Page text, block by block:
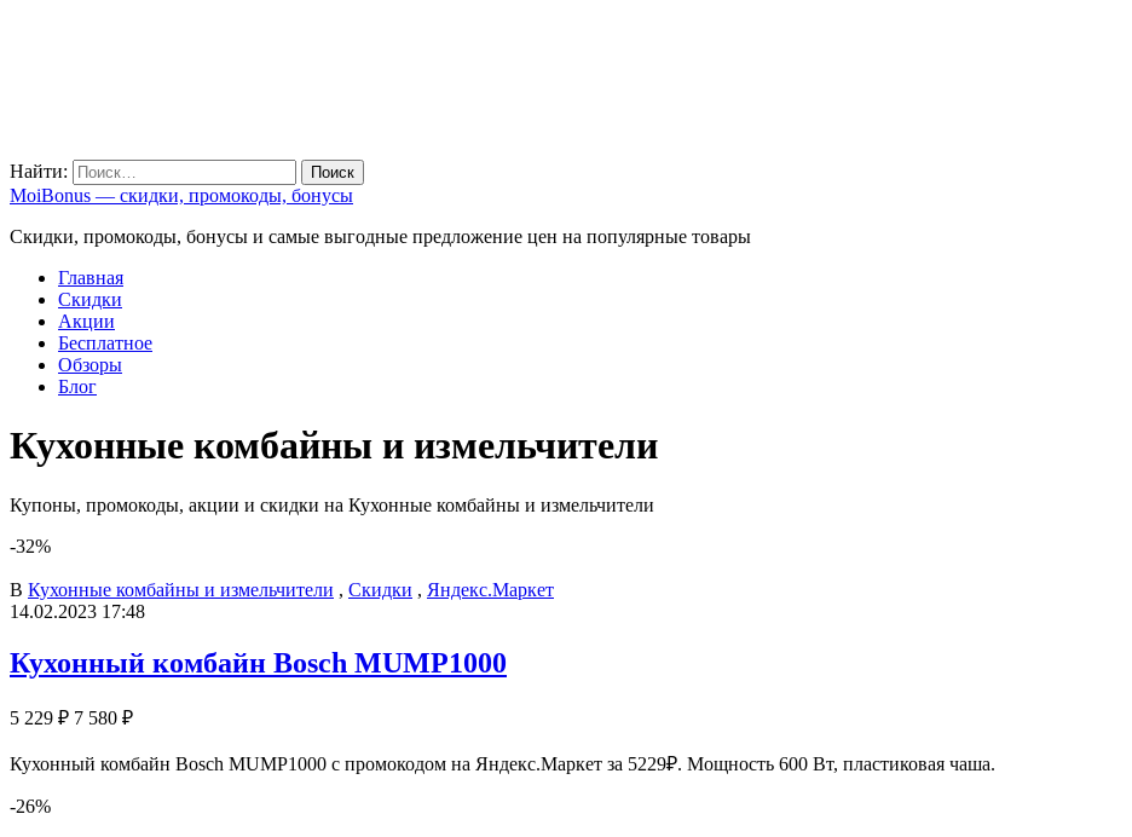
Найти:
MoiBonus — скидки, промокоды, бонусы
Скидки, промокоды, бонусы и самые выгодные предложение цен на популярные товары
Главная
Скидки
Акции
Бесплатное
Обзоры
Блог
Кухонные комбайны и измельчители
Купоны, промокоды, акции и скидки на Кухонные комбайны и измельчители
-32%
В Кухонные комбайны и измельчители , Скидки , Яндекс.Маркет
14.02.2023 17:48
Кухонный комбайн Bosch MUMP1000
5 229 ₽ 7 580 ₽
Кухонный комбайн Bosch MUMP1000 с промокодом на Яндекс.Маркет за 5229₽. Мощность 600 Вт, пластиковая чаша.
-26%